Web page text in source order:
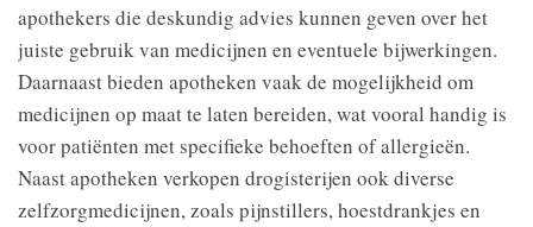
apothekers die deskundig advies kunnen geven over het
juiste gebruik van medicijnen en eventuele bijwerkingen.
Daarnaast bieden apotheken vaak de mogelijkheid om
medicijnen op maat te laten bereiden, wat vooral handig is
voor patiënten met specifieke behoeften of allergieën.
Naast apotheken verkopen drogisterijen ook diverse
zelfzorgmedicijnen, zoals pijnstillers, hoestdrankjes en